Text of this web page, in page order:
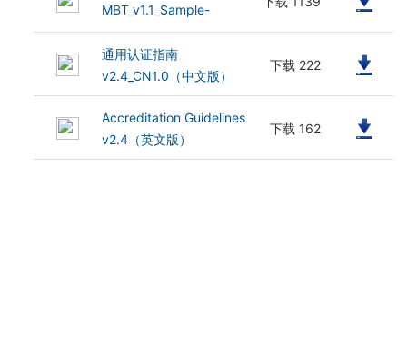
MBT_v1.1_Sample-
Exam-A-
Answers_v1.2（英文版）
(713.31 kB)
通用认证指南
v2.4_CN1.0（中文版）
下载 222
(297.73 kB)
Accreditation Guidelines
v2.4（英文版）
下载 162